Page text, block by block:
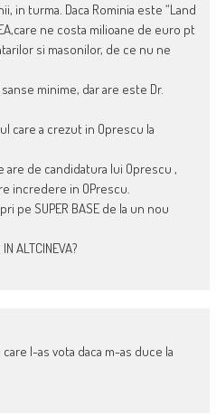
in turma. Daca Rominia este “Land
ne costa milioane de euro pt
si masonilor, de ce nu ne
minime, dar are este Dr.
care a crezut in Oprescu la
de candidatura lui Oprescu ,
incredere in OPrescu.
pe SUPER BASE de la un nou
ALTCINEVA?
l-as vota daca m-as duce la